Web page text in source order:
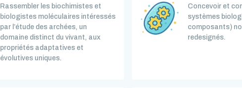
Rassembler les biochimistes et
biologistes moléculaires intéressés
par l’étude des archées, un
domaine distinct du vivant, aux
propriétés adaptatives et
évolutives uniques.
Concevoir et
systèmes
composants)
redesignés.